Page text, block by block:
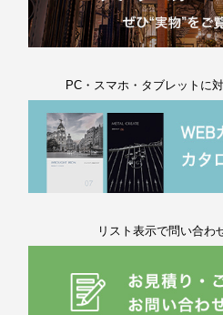
PC・スマホ・タブレットに
リスト表示で問い合わ